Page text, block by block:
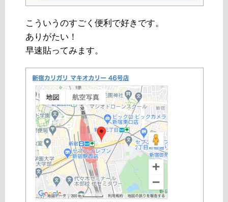
こういうのすごく便利で好きです。
ありがたい！
早速貼ってみます。